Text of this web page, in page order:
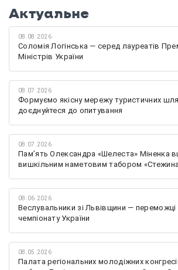
Актуальне
08.08.2026
Соломія Логінська — серед лауреатів
Міністрів України
08.07.2026
Формуємо якісну мережу туристичних
доєднуйтеся до опитування
08.07.2026
Памʼять Олександра «Шелеста» Міненка
вишкільним наметовим табором
08.06.2026
Веслувальники зі Львівщини — переможці
чемпіонату України
08.05.2026
Палата регіональних молодіжних